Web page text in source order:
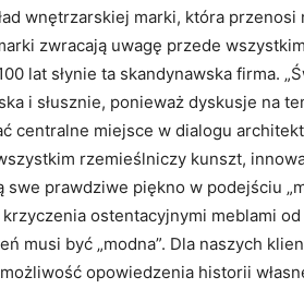
wnętrzarskiej marki, która
zwracają uwagę przede
lat słynie ta skandynawska firma.
i słusznie, ponieważ dyskusje na
centralne miejsce w dialogu
rzemieślniczy kunszt,
swe prawdziwe piękno w podejściu
ostentacyjnymi meblami
musi być „modna”. Dla naszych
opowiedzenia ​historii